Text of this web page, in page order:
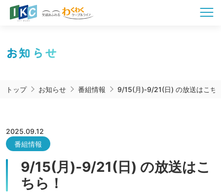
お知らせ
トップ お知らせ 番組情報 9/15(月)‐9/21(日) の放送はこち
2025.09.12
番組情報
9/15(月)‐9/21(日) の放送はこ
ちら！